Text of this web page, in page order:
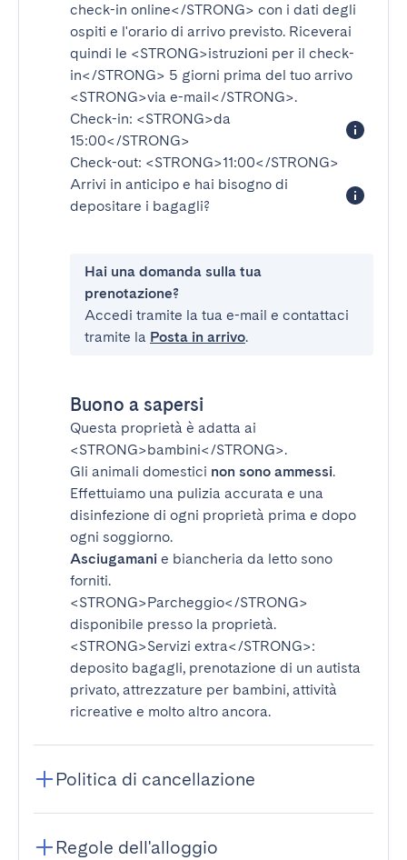
check-in online</STRONG> con i dati degli
ospiti e l'orario di arrivo previsto. Riceverai
quindi le <STRONG>istruzioni per il check-
in</STRONG> 5 giorni prima del tuo arrivo
<STRONG>via e-mail</STRONG>.
Check-in: <STRONG>da
15:00</STRONG>
Check-out: <STRONG>11:00</STRONG>
Arrivi in anticipo e hai bisogno di
depositare i bagagli?
Hai una domanda sulla tua
prenotazione?
Accedi tramite la tua e-mail e contattaci
tramite la Posta in arrivo.
Buono a sapersi
Questa proprietà è adatta ai
<STRONG>bambini</STRONG>.
Gli animali domestici non sono ammessi.
Effettuiamo una pulizia accurata e una
disinfezione di ogni proprietà prima e dopo
ogni soggiorno.
Asciugamani e biancheria da letto sono
forniti.
<STRONG>Parcheggio</STRONG>
disponibile presso la proprietà.
<STRONG>Servizi extra</STRONG>:
deposito bagagli, prenotazione di un autista
privato, attrezzature per bambini, attività
ricreative e molto altro ancora.
Politica di cancellazione
Regole dell'alloggio